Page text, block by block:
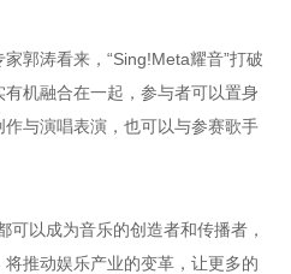
郭涛看来，“Sing!Meta耀音”打破
机融合在一起，参与者可以置身
与演唱表演，也可以与参赛歌手
可以成为音乐的创造者和传播者，
推动娱乐产业的变革，让更多的